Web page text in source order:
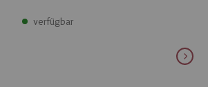
verfügbar